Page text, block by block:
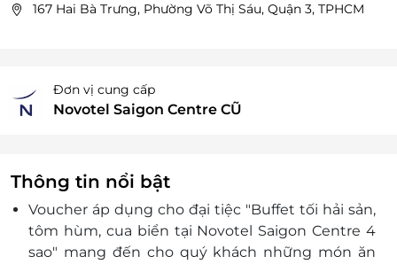
167 Hai Bà Trưng, Phường Võ Thị Sáu, Quận 3, TPHCM
Đơn vị cung cấp
Novotel Saigon Centre CŨ
Thông tin nổi bật
Voucher áp dụng cho đại tiệc "Buffet tối hải sản,
tôm hùm, cua biển tại Novotel Saigon Centre 4
sao" mang đến cho quý khách những món ăn